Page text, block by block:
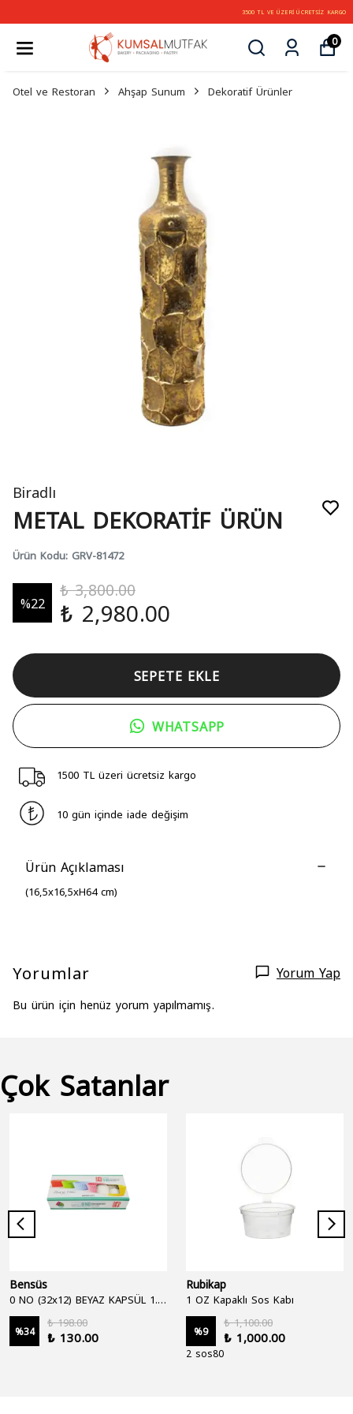
0
Otel ve Restoran Ahşap Sunum Dekoratif Ürünler
Biradlı
METAL DEKORATİF ÜRÜN
Ürün Kodu: GRV-81472
%22
₺ 3,800.00
₺ 2,980.00
SEPETE EKLE
WHATSAPP
1500 TL üzeri ücretsiz kargo
10 gün içinde iade değişim
Ürün Açıklaması
(16,5x16,5xH64 cm)
Yorumlar Yorum Yap
Bu ürün için henüz yorum yapılmamış.
Çok Satanlar
Bensüs
%34
₺ 198.00
₺ 130.00
Rubikap
1 OZ Kapaklı Sos Kabı
%9
₺ 1,100.00
₺ 1,000.00
2 sos80